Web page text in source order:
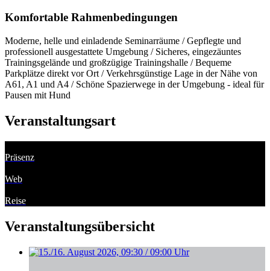
Komfortable Rahmenbedingungen
Moderne, helle und einladende Seminarräume / Gepflegte und
professionell ausgestattete Umgebung / Sicheres, eingezäuntes
Trainingsgelände und großzügige Trainingshalle / Bequeme
Parkplätze direkt vor Ort / Verkehrsgünstige Lage in der Nähe von
A61, A1 und A4 / Schöne Spazierwege in der Umgebung - ideal für
Pausen mit Hund
Veranstaltungsart
Präsenz
Web
Reise
Veranstaltungsübersicht